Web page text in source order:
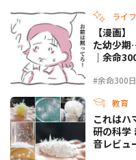
ライフ
#余命300
【漫画
た幼少
｜余命
教育
これはハ
研の科学
音レビュ